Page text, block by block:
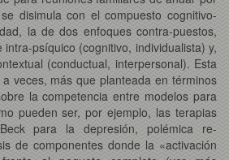
disimula con el compuesto cognitivo-
la de dos enfoques contra-puestos,
psíquico (cognitivo, individualista) y,
(conductual, interpersonal). Esta
veces, más que planteada en términos
la competencia entre modelos para
pueden ser, por ejemplo, las terapias
para la depresión, polémica re-
de componentes donde la «activación